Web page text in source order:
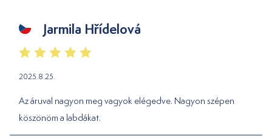
Jarmila Hřídelová
2025.8.25.
Az áruval nagyon meg vagyok elégedve. Nagyon szépen
köszönöm a labdákat.